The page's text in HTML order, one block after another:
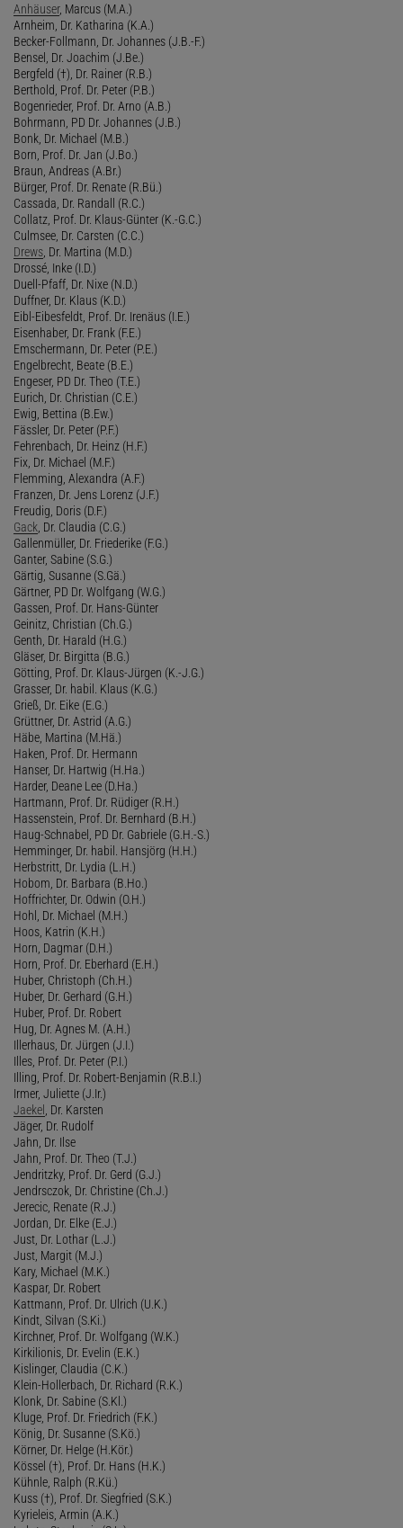
Anhäuser, Marcus (M.A.)
Arnheim, Dr. Katharina (K.A.)
Becker-Follmann, Dr. Johannes (J.B.-F.)
Bensel, Dr. Joachim (J.Be.)
Bergfeld (†), Dr. Rainer (R.B.)
Berthold, Prof. Dr. Peter (P.B.)
Bogenrieder, Prof. Dr. Arno (A.B.)
Bohrmann, PD Dr. Johannes (J.B.)
Bonk, Dr. Michael (M.B.)
Born, Prof. Dr. Jan (J.Bo.)
Braun, Andreas (A.Br.)
Bürger, Prof. Dr. Renate (R.Bü.)
Cassada, Dr. Randall (R.C.)
Collatz, Prof. Dr. Klaus-Günter (K.-G.C.)
Culmsee, Dr. Carsten (C.C.)
Drews , Dr. Martina (M.D.)
Drossé, Inke (I.D.)
Duell-Pfaff, Dr. Nixe (N.D.)
Duffner, Dr. Klaus (K.D.)
Eibl-Eibesfeldt, Prof. Dr. Irenäus (I.E.)
Eisenhaber, Dr. Frank (F.E.)
Emschermann, Dr. Peter (P.E.)
Engelbrecht, Beate (B.E.)
Engeser, PD Dr. Theo (T.E.)
Eurich, Dr. Christian (C.E.)
Ewig, Bettina (B.Ew.)
Fässler, Dr. Peter (P.F.)
Fehrenbach, Dr. Heinz (H.F.)
Fix, Dr. Michael (M.F.)
Flemming, Alexandra (A.F.)
Franzen, Dr. Jens Lorenz (J.F.)
Freudig, Doris (D.F.)
Gack , Dr. Claudia (C.G.)
Gallenmüller, Dr. Friederike (F.G.)
Ganter, Sabine (S.G.)
Gärtig, Susanne (S.Gä.)
Gärtner, PD Dr. Wolfgang (W.G.)
Gassen, Prof. Dr. Hans-Günter
Geinitz, Christian (Ch.G.)
Genth, Dr. Harald (H.G.)
Gläser, Dr. Birgitta (B.G.)
Götting, Prof. Dr. Klaus-Jürgen (K.-J.G.)
Grasser, Dr. habil. Klaus (K.G.)
Grieß, Dr. Eike (E.G.)
Grüttner, Dr. Astrid (A.G.)
Häbe, Martina (M.Hä.)
Haken, Prof. Dr. Hermann
Hanser, Dr. Hartwig (H.Ha.)
Harder, Deane Lee (D.Ha.)
Hartmann, Prof. Dr. Rüdiger (R.H.)
Hassenstein, Prof. Dr. Bernhard (B.H.)
Haug-Schnabel, PD Dr. Gabriele (G.H.-S.)
Hemminger, Dr. habil. Hansjörg (H.H.)
Herbstritt, Dr. Lydia (L.H.)
Hobom, Dr. Barbara (B.Ho.)
Hoffrichter, Dr. Odwin (O.H.)
Hohl, Dr. Michael (M.H.)
Hoos, Katrin (K.H.)
Horn, Dagmar (D.H.)
Horn, Prof. Dr. Eberhard (E.H.)
Huber, Christoph (Ch.H.)
Huber, Dr. Gerhard (G.H.)
Huber, Prof. Dr. Robert
Hug, Dr. Agnes M. (A.H.)
Illerhaus, Dr. Jürgen (J.I.)
Illes, Prof. Dr. Peter (P.I.)
Illing, Prof. Dr. Robert-Benjamin (R.B.I.)
Irmer, Juliette (J.Ir.)
Jaekel , Dr. Karsten
Jäger, Dr. Rudolf
Jahn, Dr. Ilse
Jahn, Prof. Dr. Theo (T.J.)
Jendritzky, Prof. Dr. Gerd (G.J.)
Jendrsczok, Dr. Christine (Ch.J.)
Jerecic, Renate (R.J.)
Jordan, Dr. Elke (E.J.)
Just, Dr. Lothar (L.J.)
Just, Margit (M.J.)
Kary, Michael (M.K.)
Kaspar, Dr. Robert
Kattmann, Prof. Dr. Ulrich (U.K.)
Kindt, Silvan (S.Ki.)
Kirchner, Prof. Dr. Wolfgang (W.K.)
Kirkilionis, Dr. Evelin (E.K.)
Kislinger, Claudia (C.K.)
Klein-Hollerbach, Dr. Richard (R.K.)
Klonk, Dr. Sabine (S.Kl.)
Kluge, Prof. Dr. Friedrich (F.K.)
König, Dr. Susanne (S.Kö.)
Körner, Dr. Helge (H.Kör.)
Kössel (†), Prof. Dr. Hans (H.K.)
Kühnle, Ralph (R.Kü.)
Kuss (†), Prof. Dr. Siegfried (S.K.)
Kyrieleis, Armin (A.K.)